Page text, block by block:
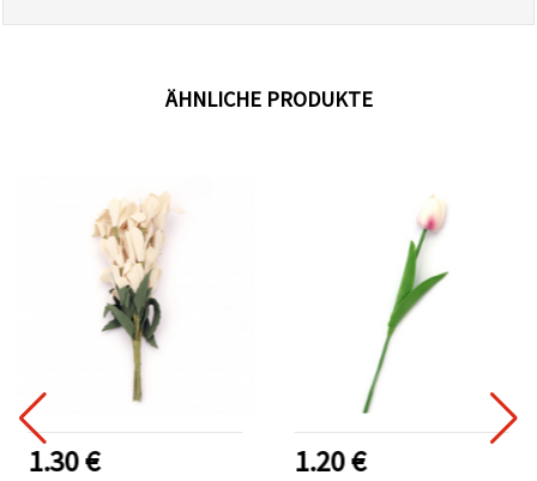
ÄHNLICHE PRODUKTE
1.30 € 1.20 €